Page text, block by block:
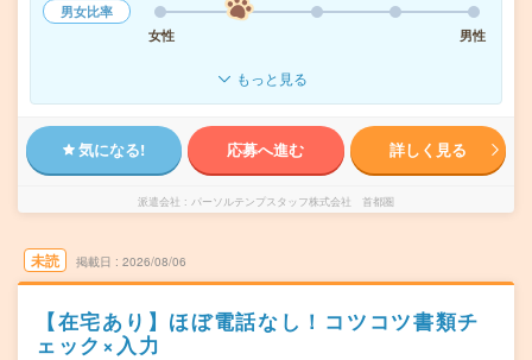
男女比率
女性
男性
もっと見る
気になる! 応募へ進む 詳しく見る
派遣会社 パーソルテンプスタッフ株式会社 首都圏
未読 掲載日 2026/08/06
【在宅あり】ほぼ電話なし！コツコツ書類チ
ェック×入力